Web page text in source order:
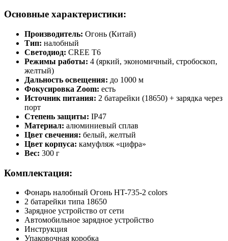
Основные характеристики:
Производитель: Огонь (Китай)
Тип: налобный
Светодиод: CREE T6
Режимы работы: 4 (яркий, экономичный, стробоскоп,
желтый)
Дальность освещения: до 1000 м
Фокусировка Zoom: есть
Источник питания: 2 батарейки (18650) + зарядка через
порт
Степень защиты: IP47
Материал: алюминиевый сплав
Цвет свечения: белый, желтый
Цвет корпуса: камуфляж «цифра»
Вес: 300 г
Комплектация:
Фонарь налобный Огонь HT-735-2 colors
2 батарейки типа 18650
Зарядное устройство от сети
Автомобильное зарядное устройство
Инструкция
Упаковочная коробка